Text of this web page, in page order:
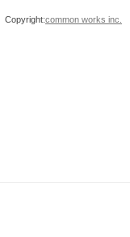
Copyright:common works inc.